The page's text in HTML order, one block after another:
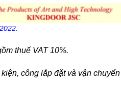
thuế VAT 10%.
công lắp đặt và vận chuyển